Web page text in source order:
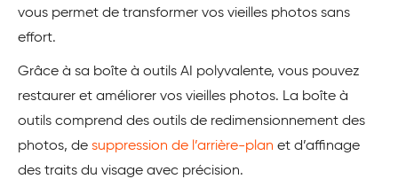
vous permet de transformer vos vieilles photos sans
effort.
Grâce à sa boîte à outils AI polyvalente, vous pouvez
restaurer et améliorer vos vieilles photos. La boîte à
outils comprend des outils de redimensionnement des
photos, de suppression de l’arrière-plan et d’affinage
des traits du visage avec précision.